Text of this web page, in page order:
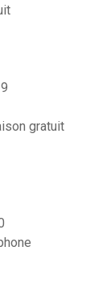
gratuit